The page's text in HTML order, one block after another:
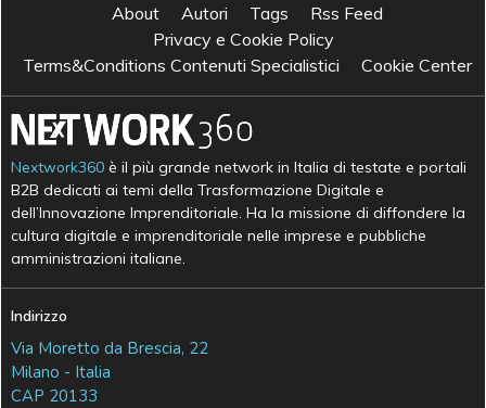
About Autori Tags
Rss Feed
Privacy e Cookie Policy
Terms&Conditions Contenuti Specialistici
Cookie Center
Nextwork360 è il più grande network in Italia di testate e portali
B2B dedicati ai temi della Trasformazione Digitale e
dell’Innovazione Imprenditoriale. Ha la missione di diffondere la
cultura digitale e imprenditoriale nelle imprese e pubbliche
amministrazioni italiane.
Indirizzo
Via Moretto da Brescia, 22
Milano - Italia
CAP 20133